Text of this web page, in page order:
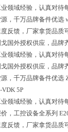
领域经验，认真对待
，千万品牌备件优选
度反馈，厂家拿货品质
国外授权供应，品牌
领域经验，认真对待
国外授权供应，品牌
，千万品牌备件优选
VDK 5P
领域经验，认真对待
，工控设备全系列
度反馈，厂家拿货品质